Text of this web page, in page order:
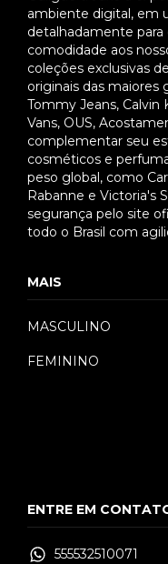
ambiente digital, em
detalhadamente
comodidade aos
coleções exclusivas
originais das maiores
Tommy Jeans, Calvin
Vans, OUS,
complementar seu
cosméticos e
peso global, como
Rabanne e Victoria's
segurança pelo site
todo o Brasil com
MAIS
MASCULINO
FEMININO
ENTRE EM
555532510071